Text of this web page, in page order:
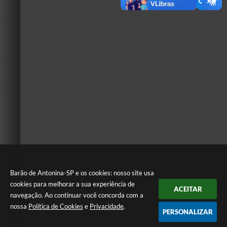
Barão de Antonina-SP e os cookies: nosso site usa
cookies para melhorar a sua experiência de
navegação. Ao continuar você concorda com a
nossa Política de Cookies e Privacidade.
ACEITAR
PERSONALIZAR